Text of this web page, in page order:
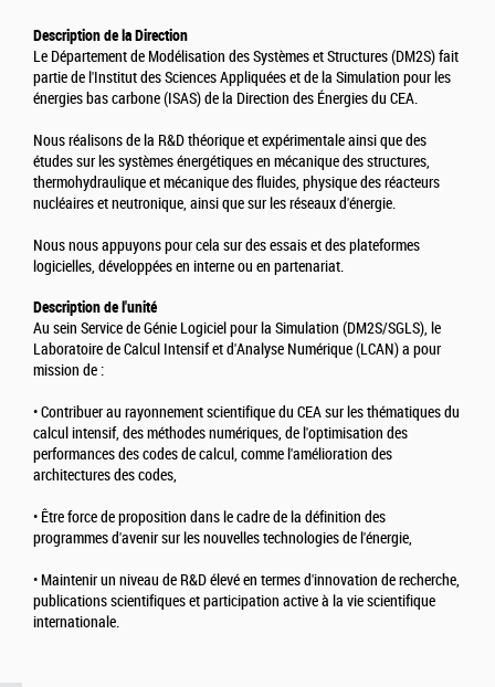
Description de la Direction
Le Département de Modélisation des Systèmes et Structures (DM2S) fait
partie de l'Institut des Sciences Appliquées et de la Simulation pour les
énergies bas carbone (ISAS) de la Direction des Énergies du CEA.
Nous réalisons de la R&D théorique et expérimentale ainsi que des
études sur les systèmes énergétiques en mécanique des structures,
thermohydraulique et mécanique des fluides, physique des réacteurs
nucléaires et neutronique, ainsi que sur les réseaux d'énergie.
Nous nous appuyons pour cela sur des essais et des plateformes
logicielles, développées en interne ou en partenariat.
Description de l'unité
Au sein Service de Génie Logiciel pour la Simulation (DM2S/SGLS), le
Laboratoire de Calcul Intensif et d'Analyse Numérique (LCAN) a pour
mission de :
• Contribuer au rayonnement scientifique du CEA sur les thématiques du
calcul intensif, des méthodes numériques, de l'optimisation des
performances des codes de calcul, comme l'amélioration des
architectures des codes,
• Être force de proposition dans le cadre de la définition des
programmes d'avenir sur les nouvelles technologies de l'énergie,
• Maintenir un niveau de R&D élevé en termes d'innovation de recherche,
publications scientifiques et participation active à la vie scientifique
internationale.